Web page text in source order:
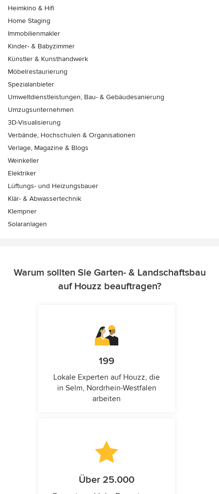
Heimkino & Hifi
Home Staging
Immobilienmakler
Kinder- & Babyzimmer
Künstler & Kunsthandwerk
Möbelrestaurierung
Spezialanbieter
Umweltdienstleistungen, Bau- & Gebäudesanierung
Umzugsunternehmen
3D-Visualisierung
Verbände, Hochschulen & Organisationen
Verlage, Magazine & Blogs
Weinkeller
Elektriker
Lüftungs- und Heizungsbauer
Klär- & Abwassertechnik
Klempner
Solaranlagen
Warum sollten Sie Garten- & Landschaftsbau
auf Houzz beauftragen?
199
Lokale Experten auf Houzz, die
in Selm, Nordrhein-Westfalen
arbeiten
Über 25.000